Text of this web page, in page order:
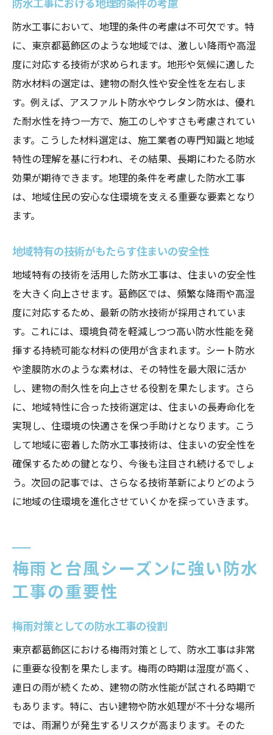
み
信頼できる地域業者による施工事例
地域住民との連携が生む防水工事の成果
安全な住環境を支える地元業者の役割
住まい手に寄り添う防水工事の在り方
防水工事において、地理的条件の考慮は不可欠です。特
に、東京都葛飾区のような地域では、激しい降雨や高湿
度に対応する技術が求められます。地形や気候に適した
防水材料の選定は、建物の耐久性や安全性を左右しま
す。例えば、アスファルト防水やウレタン防水は、優れ
た耐水性を持つ一方で、施工のしやすさも考慮されてい
ます。こうした材料選定は、施工業者の専門知識と地域
特性の理解を基に行われ、その結果、長期にわたる防水
効果が期待できます。地理的条件を考慮した防水工事
は、地域住民の安心な住環境を支える重要な要素となり
ます。
地域特有の技術がもたらす住まいの安全性
地域特有の技術を活用した防水工事は、住まいの安全性
を大きく向上させます。葛飾区では、頻繁な降雨や高湿
度に対応するため、最新の防水技術が採用されていま
す。これには、環境負荷を軽減しつつ高い防水性能を発
揮する持続可能な材料の使用が含まれます。シート防水
や塗膜防水のような素材は、その特性を最大限に活か
し、建物の耐久性を向上させる役割を果たします。さら
に、地域特性に合った技術選定は、住まいの長寿命化を
実現し、住環境の快適さを保つ手助けとなります。こう
して地域に密着した防水工事技術は、住まいの安全性を
確保するための鍵となり、今後も注目され続けるでしょ
う。次回の記事では、さらなる技術革新によりどのよう
に地域の住環境を進化させていくかを探っていきます。
梅雨と台風シーズンに強い防水
工事の重要性
梅雨対策としての防水工事の役割
東京都葛飾区における梅雨対策として、防水工事は非常
に重要な役割を果たします。梅雨の時期は湿度が高く、
連日の雨が続くため、建物の防水性能が試される時期で
もあります。特に、古い建物や防水処理が不十分な場所
では、雨漏りが発生するリスクが高まります。そのた